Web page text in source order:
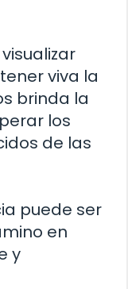
viva la
brinda la
los
de las
puede ser
en
y